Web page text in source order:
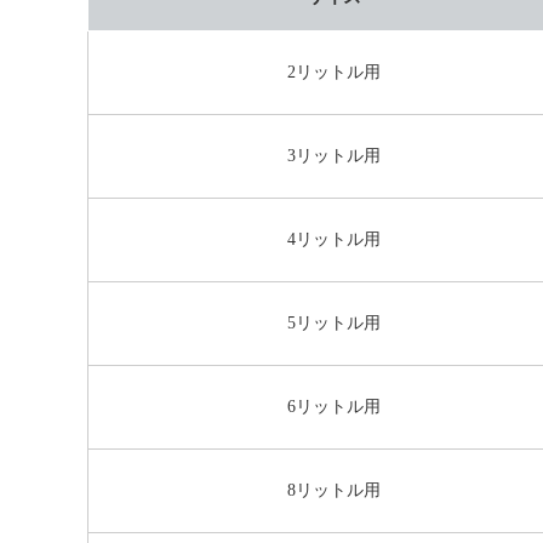
2リットル用
3リットル用
4リットル用
5リットル用
6リットル用
8リットル用